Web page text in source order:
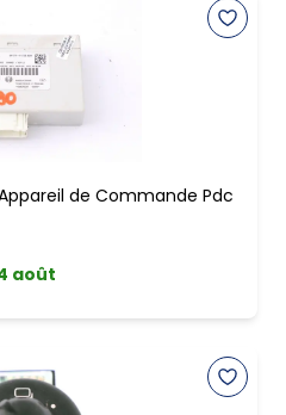
Appareil de Commande Pdc
août